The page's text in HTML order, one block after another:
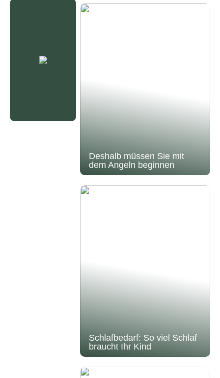
Deshalb müssen Sie mit
dem Angeln beginnen
Schlafbedarf: So viel Schlaf
braucht Ihr Kind